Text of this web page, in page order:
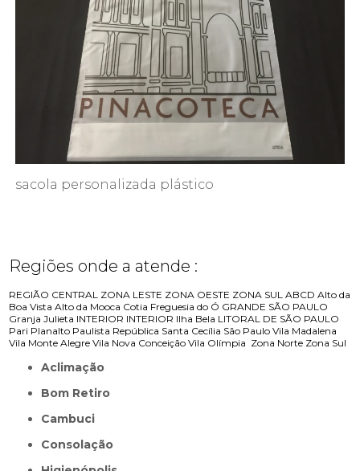
sacola personalizada plástico
Regiões onde a atende :
REGIÃO CENTRAL ZONA LESTE ZONA OESTE ZONA SUL ABCD Alto da
Boa Vista Alto da Mooca Cotia Freguesia do Ó GRANDE SÃO PAULO
Granja Julieta INTERIOR INTERIOR Ilha Bela LITORAL DE SÃO PAULO
Pari Planalto Paulista República Santa Cecília São Paulo Vila Madalena
Vila Monte Alegre Vila Nova Conceição Vila Olímpia Zona Norte Zona Sul
Aclimação
Bom Retiro
Cambuci
Consolação